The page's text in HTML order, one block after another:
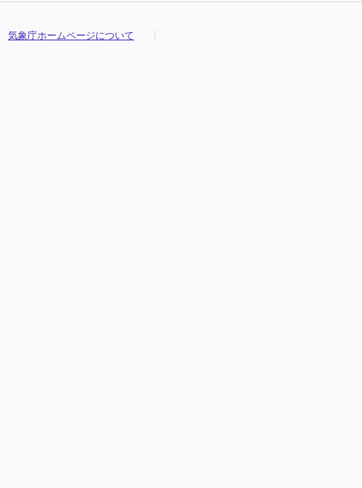
気象庁ホームページについて